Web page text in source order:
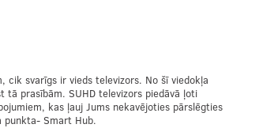
cik svarīgs ir vieds televizors. No šī viedokļa
tā prasībām. SUHD televizors piedāvā ļoti
kas ļauj Jums nekavējoties pārslēgties
punkta- Smart Hub.